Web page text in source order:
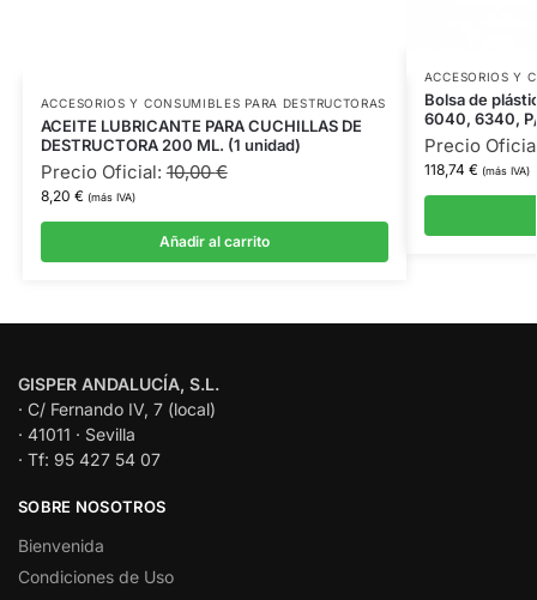
ACCESORIOS Y CONSUMIBLES PARA DESTRUCTORAS
ACEITE LUBRICANTE PARA CUCHILLAS DE
DESTRUCTORA 200 ML. (1 unidad)
Precio Oficial:10,00€
8,20 € (más IVA)
Añadir al carrito
ACCESORIOS Y
Bolsa de
6040, 6340,
Precio
118,74 € (más IVA)
GISPER ANDALUCÍA, S.L.
· C/ Fernando IV, 7 (local)
· 41011 · Sevilla
· Tf: 95 427 54 07
SOBRE NOSOTROS
Bienvenida
Condiciones de Uso